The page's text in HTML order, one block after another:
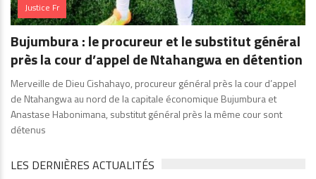
Justice Fr
Bujumbura : le procureur et le substitut général
près la cour d’appel de Ntahangwa en détention
Merveille de Dieu Cishahayo, procureur général près la cour d’appel
de Ntahangwa au nord de la capitale économique Bujumbura et
Anastase Habonimana, substitut général près la même cour sont
détenus
LES DERNIÈRES ACTUALITÉS